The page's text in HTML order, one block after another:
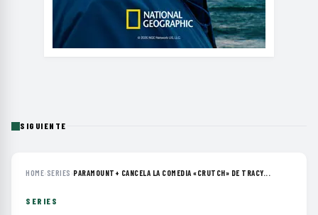
SIGUIENTE
HOME› SERIES ›PARAMOUNT+ CANCELA LA COMEDIA «CRUTCH» DE TRACY...
SERIES